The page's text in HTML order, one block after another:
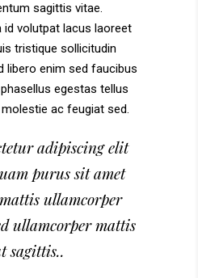
sagittis vitae.
id volutpat lacus laoreet
tristique sollicitudin
libero enim sed faucibus
egestas tellus
ac feugiat sed.
adipiscing elit
purus sit amet
ullamcorper
ullamcorper mattis
sagittis..